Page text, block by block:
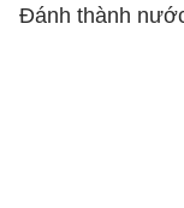
Đánh thành